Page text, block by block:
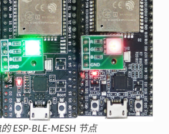
ESP-BLE-MESH 节点